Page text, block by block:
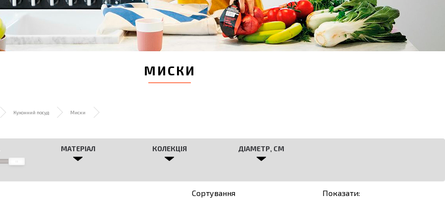
МИСКИ
Кухонний посуд Миски
МАТЕРІАЛ КОЛЕКЦІЯ ДІАМЕТР, СМ
Сортування Показати: